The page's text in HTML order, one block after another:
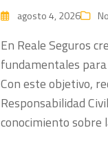
agosto 4, 2026
En Reale Seguros
fundamentales
Con este objetivo,
Responsabilidad
conocimiento sobre